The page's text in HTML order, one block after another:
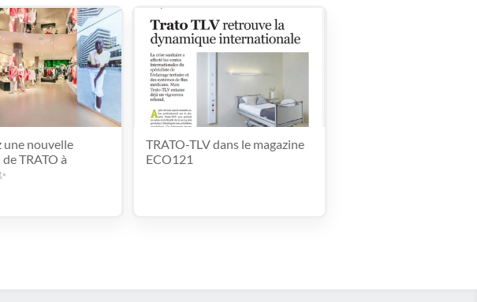
une nouvelle
TRATO à
TRATO-TLV dans le magazine
ECO121